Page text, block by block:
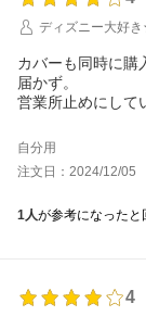
ディズニー大好
カバーも同時に購
届かず。
営業所止めにして
んだけど1つしか
き、カバーは後日
除雪機使うほどの
み立ては夫婦で1
自分用
注文日：2024/12/05
1人が参考になったと
4